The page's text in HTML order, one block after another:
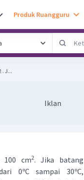
Produk Ruangguru
J...
Iklan
100 cm2. Jika batang
0ºC sampai 30ºC,